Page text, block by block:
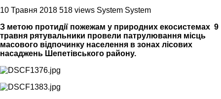
10 Травня 2018 518 views System System
З метою протидії пожежам у природних екосистемах 9
травня рятувальники провели патрулювання місць
масового відпочинку населення в зонах лісових
насаджень Шепетівського району.